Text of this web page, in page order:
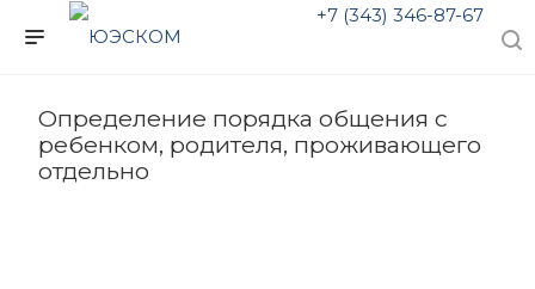
+7 (343) 346-87-67
Определение порядка общения с
ребенком, родителя, проживающего
отдельно